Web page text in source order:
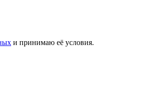
и принимаю её условия.